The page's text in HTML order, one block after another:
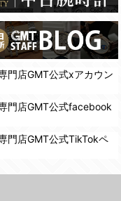
(5)業務を円滑に進めるために、外部業者に個人データの一部又は全部の処理を委託する場合（ただし、委託する場合は委託した個人データの安全管理が図られるように、委託先に対する必要かつ適切な監督を行ないます）。
当社への個人情報の提供はお客様の任意ですが、必要な個人情報をご提供いただけない場合、当社のサービス等が利用できない場合がありますのでご了承下さい。
人情報の取得
また利用者の統計的分析のため、または掲載された広告にクッキーを使用する場合があります。
(5) 弊社で取り扱う商品またはサービスに関する案内や情報提供（郵便、電子メール等によるダイレクトメールなど）を行なう場合。
(6) 弊社が利用目的を示してユーザーから取得した情報を、その利用目的の範囲内で利用する場合。
1)弊社は、各ユーザーに対し、当該ユーザーの購入商品の情報、及び弊社の特価商品の情報等、ユーザーに有益かつ便利な情報を提供するものとし、ユーザーはこれに同意するものとします。
フォームにて入力されたメールアドレスに、本サイトのお知らせをメールにてお送りさせていただきます。